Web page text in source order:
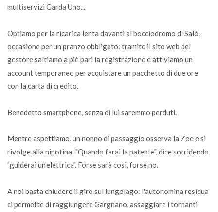
multiservizi Garda Uno...
Optiamo per la ricarica lenta davanti al bocciodromo di Salò,
occasione per un pranzo obbligato: tramite il sito web del
gestore saltiamo a piè pari la registrazione e attiviamo un
account temporaneo per acquistare un pacchetto di due ore
con la carta di credito.
Benedetto smartphone, senza di lui saremmo perduti.
Mentre aspettiamo, un nonno di passaggio osserva la Zoe e si
rivolge alla nipotina: "Quando farai la patente", dice sorridendo,
"guiderai un'elettrica". Forse sarà così, forse no.
A noi basta chiudere il giro sul lungolago: l'autonomina residua
ci permette di raggiungere Gargnano, assaggiare i tornanti